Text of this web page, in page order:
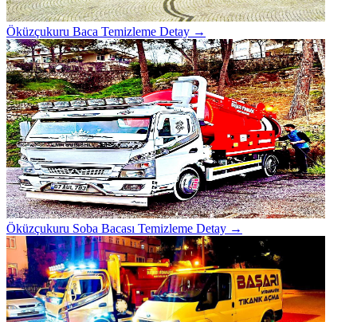
Öküzçukuru Baca Temizleme Detay →
Öküzçukuru Soba Bacası Temizleme Detay →